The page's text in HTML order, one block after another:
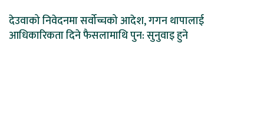
देउवाको निवेदनमा सर्वोच्चको आदेश, गगन थापालाई
आधिकारिकता दिने फैसलामाथि पुन: सुनुवाइ हुने